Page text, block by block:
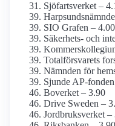
Sjöfarts­verket –
SIO Grafen – 4.00
Säkerhets- och
Total­försvarets
Nämnden för
Sjunde AP-
Boverket – 3.90
Drive Sweden –
Jordbruks­verket –